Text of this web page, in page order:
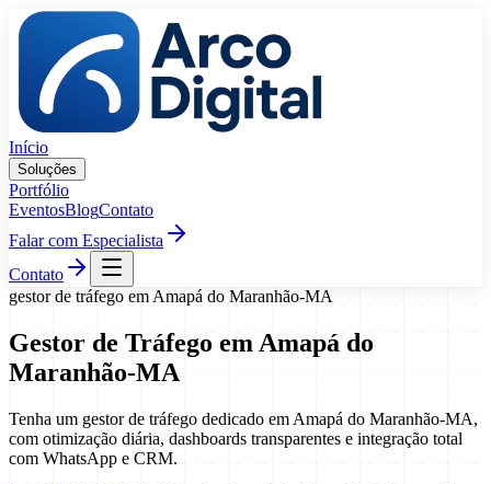
Pular para o conteúdo
Início
Soluções
Portfólio
EventosBlogContato
Falar com Especialista
Contato
gestor de tráfego em Amapá do Maranhão-MA
Gestor de Tráfego em Amapá do
Maranhão-MA
Tenha um gestor de tráfego dedicado em Amapá do Maranhão-MA,
com otimização diária, dashboards transparentes e integração total
com WhatsApp e CRM.